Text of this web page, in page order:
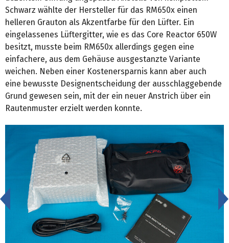
Schwarz wählte der Hersteller für das RM650x einen
helleren Grauton als Akzentfarbe für den Lüfter. Ein
eingelassenes Lüftergitter, wie es das Core Reactor 650W
besitzt, musste beim RM650x allerdings gegen eine
einfachere, aus dem Gehäuse ausgestanzte Variante
weichen. Neben einer Kostenersparnis kann aber auch
eine bewusste Designentscheidung der ausschlaggebende
Grund gewesen sein, mit der ein neuer Anstrich über ein
Rautenmuster erzielt werden konnte.
<